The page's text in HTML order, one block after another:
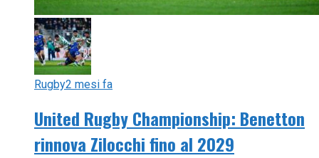
Rugby2 mesi fa
United Rugby Championship: Benetton
rinnova Zilocchi fino al 2029